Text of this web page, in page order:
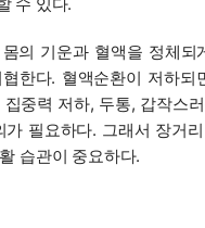
의 기운과 혈액을 정체되
한다. 혈액순환이 저하되
중력 저하, 두통, 갑작스
가 필요하다. 그래서 장거
습관이 중요하다.